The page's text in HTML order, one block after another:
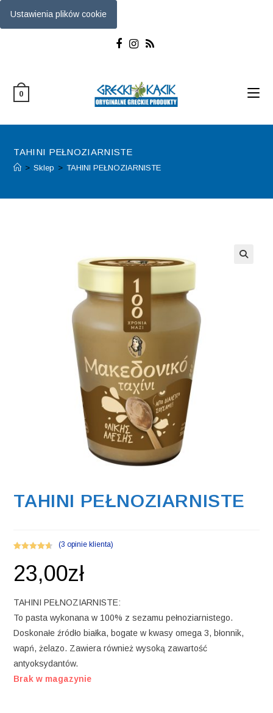
Ustawienia plików cookie
0
TAHINI PEŁNOZIARNISTE
> Sklep > TAHINI PEŁNOZIARNISTE
TAHINI PEŁNOZIARNISTE
4.67na 5 na
podstawie
klientów
(3 opinie klienta)
23,00zł
TAHINI PEŁNOZIARNISTE:
To pasta wykonana w 100% z sezamu pełnoziarnistego.
Doskonałe źródło białka, bogate w kwasy omega 3, błonnik,
wapń, żelazo. Zawiera również wysoką zawartość
antyoksydantów.
Brak w magazynie